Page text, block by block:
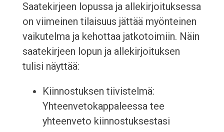
Saatekirjeen lopussa ja allekirjoituksessa
on viimeinen tilaisuus jättää myönteinen
vaikutelma ja kehottaa jatkotoimiin. Näin
saatekirjeen lopun ja allekirjoituksen
tulisi näyttää:
Kiinnostuksen tiivistelmä:
Yhteenvetokappaleessa tee
yhteenveto kiinnostuksestasi